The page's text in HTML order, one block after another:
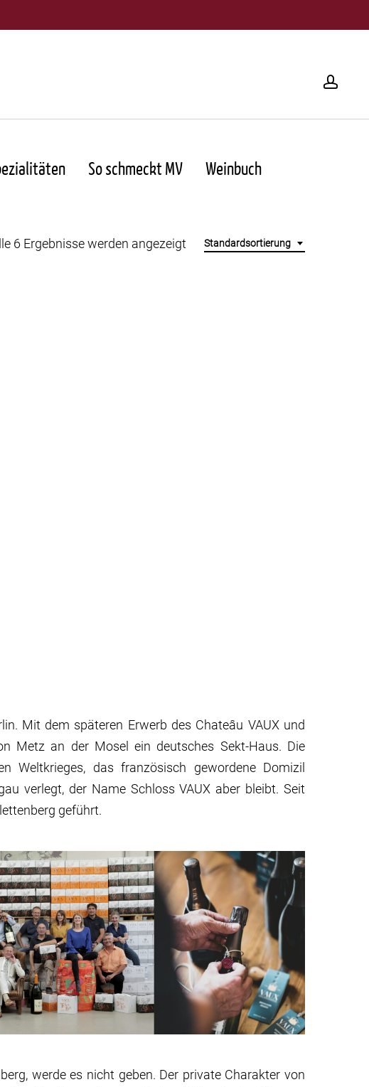
So schmeckt MV Weinbuch
Standardsortierung
6 Ergebnisse werden angezeigt
Mit dem späteren Erwerb des Chateâu VAUX und
Metz an der Mosel ein deutsches Sekt-Haus. Die
Weltkrieges, das französisch gewordene Domizil
verlegt, der Name Schloss VAUX aber bleibt. Seit
geführt.
werde es nicht geben. Der private Charakter von